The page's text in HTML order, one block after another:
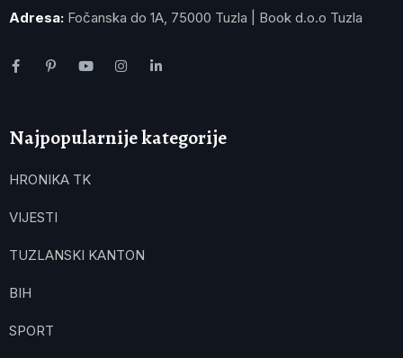
Adresa: Fočanska do 1A, 75000 Tuzla | Book d.o.o Tuzla
Najpopularnije kategorije
HRONIKA TK
VIJESTI
TUZLANSKI KANTON
BIH
SPORT